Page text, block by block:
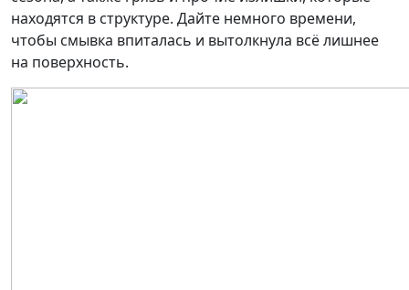
находятся в структуре. Дайте немного времени,
чтобы смывка впиталась и вытолкнула всё лишнее
на поверхность.